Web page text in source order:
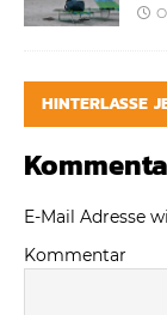
HINTERLASSE
E-Mail Adresse
Kommentar